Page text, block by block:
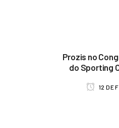
Prozis no
do Sporting
12 DE